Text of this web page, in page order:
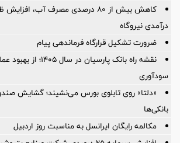
کاهش بیش از ۸۰ درصدی مصرف آب،
درآمدی نیروگاه
ضرورت تشكیل قرارگاه فرماندهی پیام
نقشه راه بانک پارسیان در
سودآوری
«دلتا» روی تابلوی بورس می‌نشیند؛ گشایش
بانکی‌ها
مکالمه رایگان ایرانسل به مناسبت روز اردبیل